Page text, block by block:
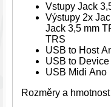
Vstupy Jack
Výstupy 2x
Jack 3,5 mm
TRS
USB to Host
USB to
USB Midi Ano
Rozměry a hmotnost